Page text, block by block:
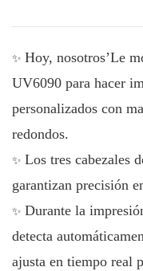
✨ Hoy, nosotros’Le
UV6090 para hacer
personalizados con
redondos.
✨ Los tres cabezales
garantizan precisión
✨ Durante la
detecta
ajusta en tiempo real